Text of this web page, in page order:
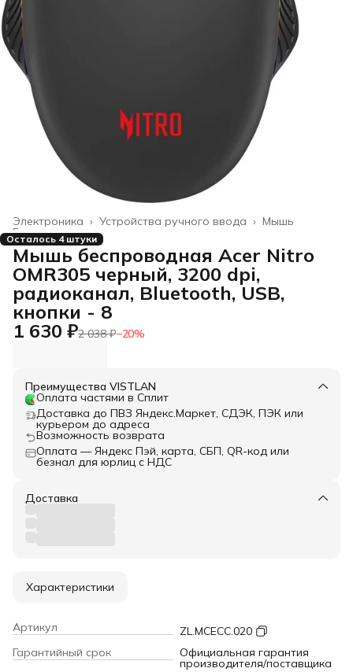
Мышь
Устройства ручного ввода ›
Электроника ›
Главная ›
Осталось 4 штуки
Мышь беспроводная Acer Nitro
OMR305 черный, 3200 dpi,
радиоканал, Bluetooth, USB,
кнопки - 8
1 630 ₽2 038 ₽−20%
Преимущества VISTLAN
Оплата частями в Сплит
Доставка до ПВЗ Яндекс.Маркет, СДЭК, ПЭК или
курьером до адреса
Возможность возврата
Оплата — Яндекс Пэй, карта, СБП, QR-код или
безнал для юрлиц с НДС
Доставка
Характеристики
Артикул
ZL.MCECC.020
Гарантийный срок
Официальная гарантия
производителя/поставщика